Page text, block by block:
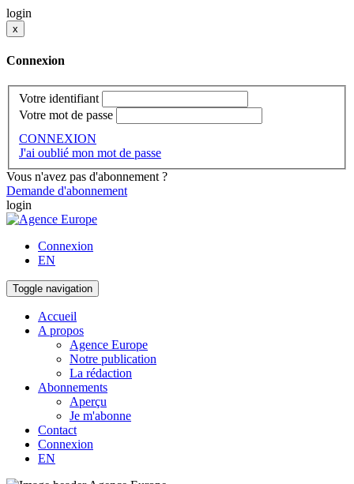
login
x
Connexion
Votre identifiant
Votre mot de passe
CONNEXION
J'ai oublié mon mot de passe
Vous n'avez pas d'abonnement ?
Demande d'abonnement
login
Connexion
EN
Toggle navigation
Accueil
A propos
Agence Europe
Notre publication
La rédaction
Abonnements
Aperçu
Je m'abonne
Contact
Connexion
EN